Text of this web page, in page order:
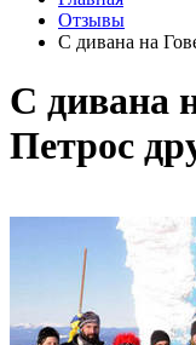
Отзывы
С дивана на
С дивана
Петрос